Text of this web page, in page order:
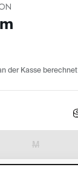
der Kasse berechnet
M